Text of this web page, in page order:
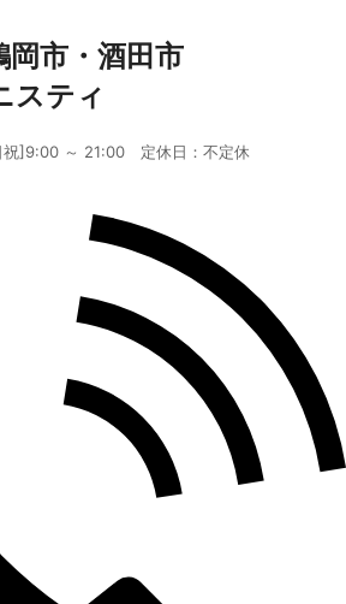
岡市・酒田市
スティ
]9:00 ～ 21:00 定休日：不定休